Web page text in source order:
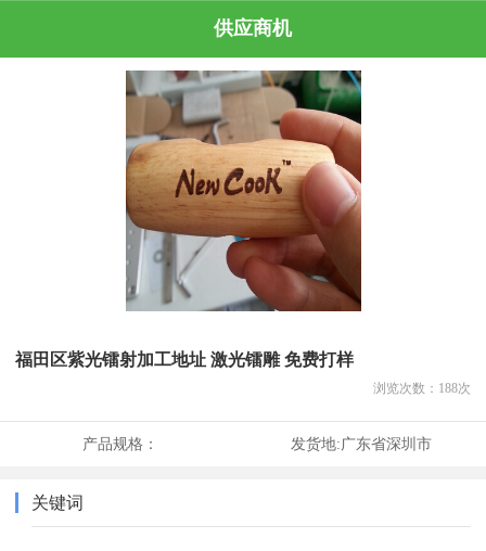
供应商机
福田区紫光镭射加工地址 激光镭雕 免费打样
浏览次数： 188次
产品规格： 发货地:广东省深圳市
关键词